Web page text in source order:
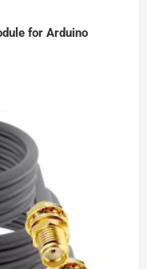
for Arduino